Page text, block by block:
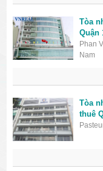
Tòa
Quận
Phan
Nam
Tòa
thuê